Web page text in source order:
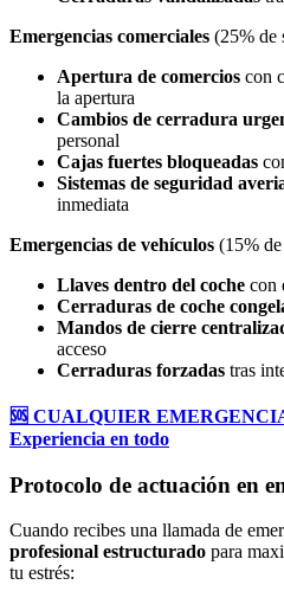
Emergencias comerciales (25% de
Apertura de comercios con
la apertura
Cambios de cerradura
personal
Cajas fuertes bloqueadas
Sistemas de seguridad
inmediata
Emergencias de vehículos (15%
Llaves dentro del coche con
Cerraduras de coche
Mandos de cierre
acceso
Cerraduras forzadas tras
🆘 CUALQUIER
Experiencia en todo
Protocolo de actuación en
Cuando recibes una llamada de
profesional estructurado para
tu estrés: